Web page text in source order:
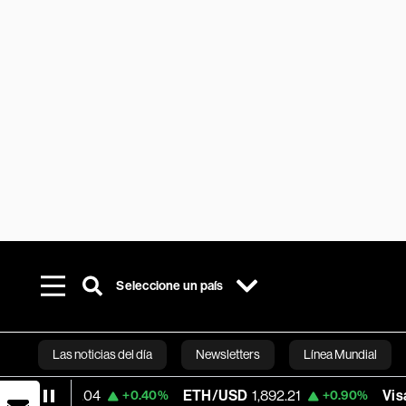
Seleccione un país
Las noticias del día Newsletters Línea Mundial
Bloomberg
ETH/USD 1,892.21 +0.90% Visa 367.84 -